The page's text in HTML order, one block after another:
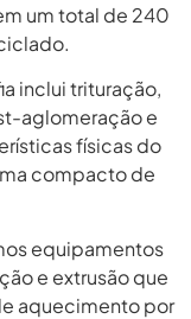
um total de 240
inclui trituração,
aglomeração e
físicas do
compacto de
equipamentos
e extrusão que
aquecimento por